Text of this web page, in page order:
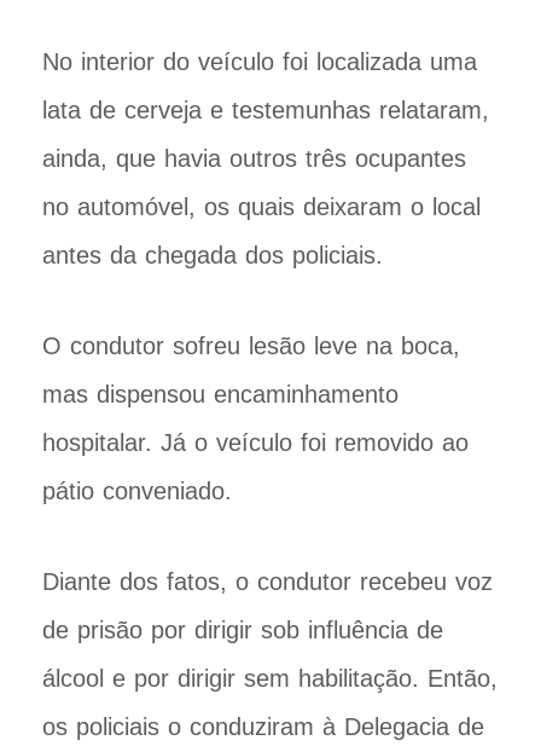
No interior do veículo foi localizada uma
lata de cerveja e testemunhas relataram,
ainda, que havia outros três ocupantes
no automóvel, os quais deixaram o local
antes da chegada dos policiais.
O condutor sofreu lesão leve na boca,
mas dispensou encaminhamento
hospitalar. Já o veículo foi removido ao
pátio conveniado.
Diante dos fatos, o condutor recebeu voz
de prisão por dirigir sob influência de
álcool e por dirigir sem habilitação. Então,
os policiais o conduziram à Delegacia de